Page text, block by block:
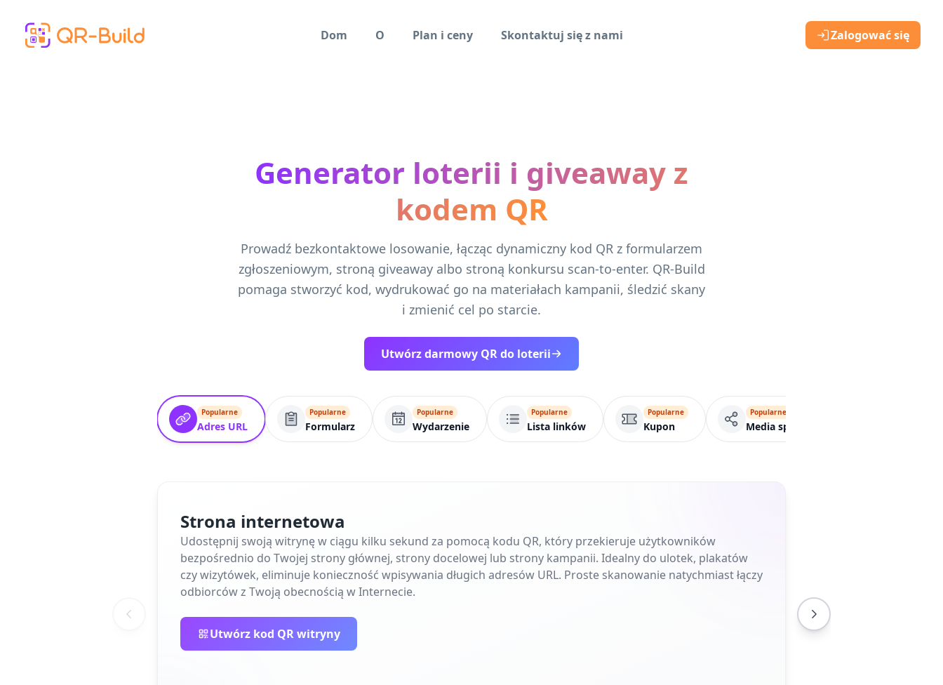
Dom
O Plan i ceny Skontaktuj się z nami Zalogować się
Generator loterii i giveaway z
kodem QR
Prowadź bezkontaktowe losowanie, łącząc dynamiczny kod QR z formularzem
zgłoszeniowym, stroną giveaway albo stroną konkursu scan-to-enter. QR-Build
pomaga stworzyć kod, wydrukować go na materiałach kampanii, śledzić skany
i zmienić cel po starcie.
Utwórz darmowy QR do loterii
Popularne
Adres URL
Popularne
Formularz
Popularne
Wydarzenie
Popularne
Lista linków
Popularne
Kupon
Popularne
Media społecznościowe
Strona internetowa
Udostępnij swoją witrynę w ciągu kilku sekund za pomocą kodu QR, który przekieruje użytkowników
bezpośrednio do Twojej strony głównej, strony docelowej lub strony kampanii. Idealny do ulotek, plakatów
czy wizytówek, eliminuje konieczność wpisywania długich adresów URL. Proste skanowanie natychmiast łączy
odbiorców z Twoją obecnością w Internecie.
Utwórz kod QR witryny